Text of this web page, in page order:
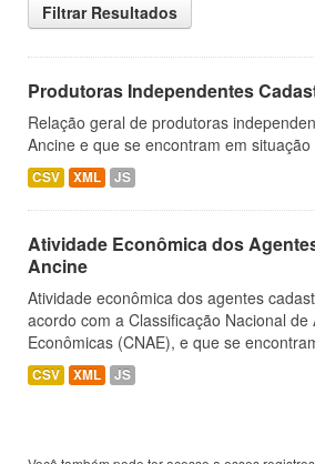
Filtrar Resultados
Produtoras Independentes
Relação geral de produtoras
Ancine e que se encontram em situação
CSV XML JS
Atividade Econômica dos
Ancine
Atividade econômica dos agentes
acordo com a Classificação Nacional de
Econômicas (CNAE), e que se
CSV XML JS